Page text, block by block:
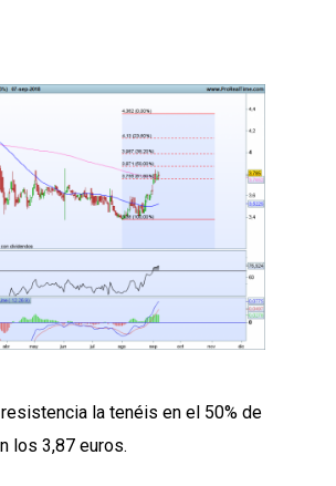
la tenéis en el 50% de
los 3,87 euros.